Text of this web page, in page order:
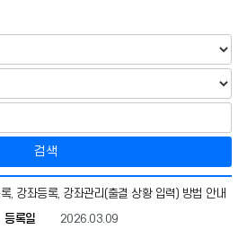
검색
, 강좌등록, 강좌관리(출결 상황 입력) 방법 안내
등록일 2026.03.09